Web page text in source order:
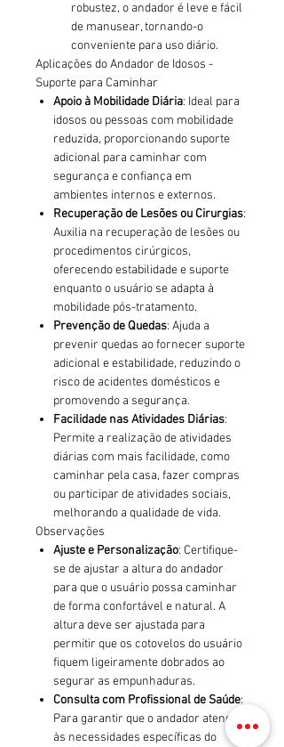
robustez, o andador é leve e fácil
de manusear, tornando-o
conveniente para uso diário.
Aplicações do Andador de Idosos -
Suporte para Caminhar
Apoio à Mobilidade Diária: Ideal para
idosos ou pessoas com mobilidade
reduzida, proporcionando suporte
adicional para caminhar com
segurança e confiança em
ambientes internos e externos.
Recuperação de Lesões ou Cirurgias:
Auxilia na recuperação de lesões ou
procedimentos cirúrgicos,
oferecendo estabilidade e suporte
enquanto o usuário se adapta à
mobilidade pós-tratamento.
Prevenção de Quedas: Ajuda a
prevenir quedas ao fornecer suporte
adicional e estabilidade, reduzindo o
risco de acidentes domésticos e
promovendo a segurança.
Facilidade nas Atividades Diárias:
Permite a realização de atividades
diárias com mais facilidade, como
caminhar pela casa, fazer compras
ou participar de atividades sociais,
melhorando a qualidade de vida.
Observações
Ajuste e Personalização: Certifique-
se de ajustar a altura do andador
para que o usuário possa caminhar
de forma confortável e natural. A
altura deve ser ajustada para
permitir que os cotovelos do usuário
fiquem ligeiramente dobrados ao
segurar as empunhaduras.
Consulta com Profissional de Saúde:
Para garantir que o andador atenda
às necessidades específicas do